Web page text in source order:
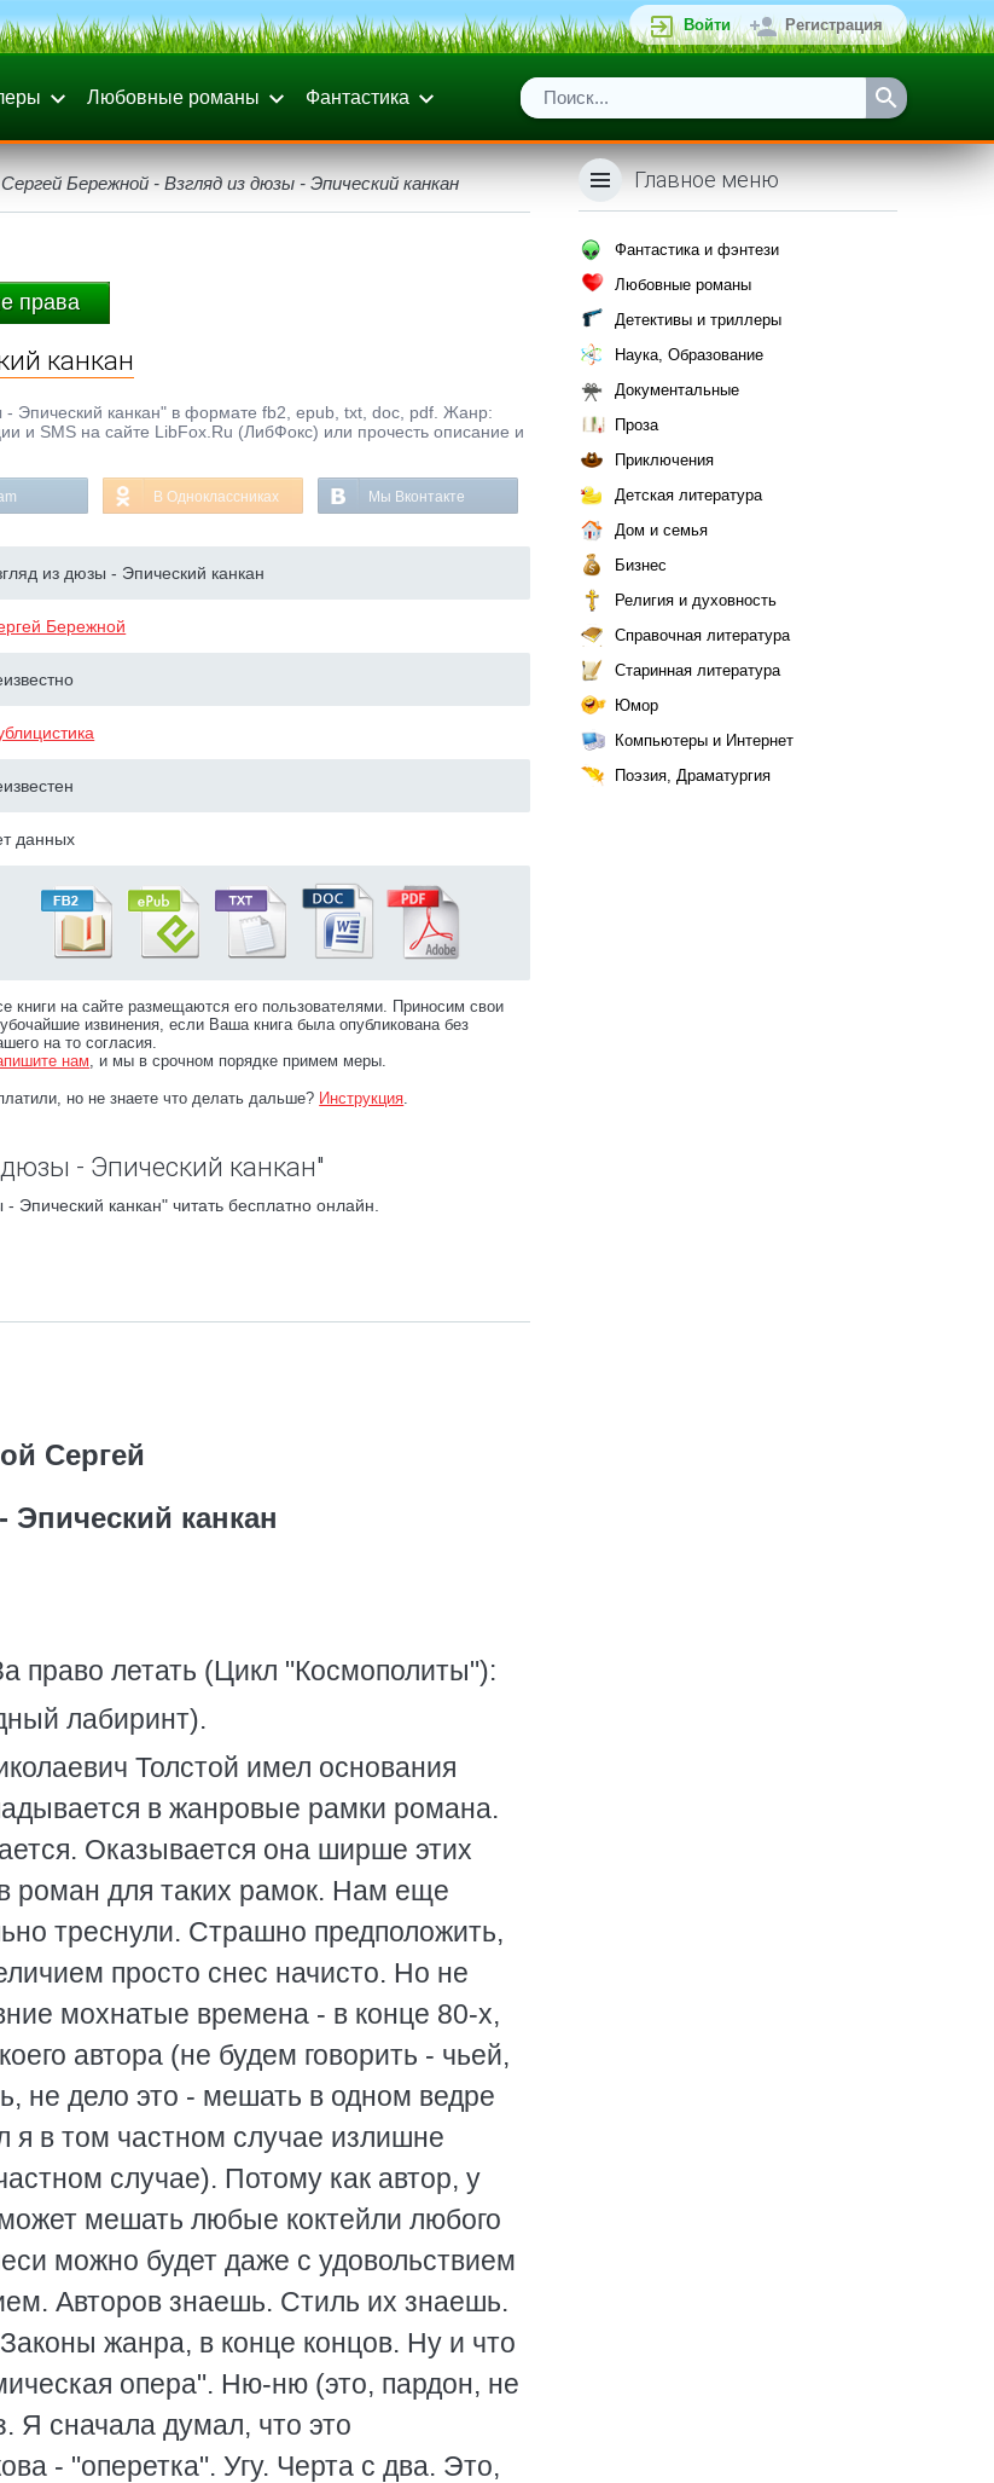
Войти Регистрация
Любовные романы Фантастика
Бережной - Взгляд из дюзы - Эпический канкан
права
канкан
Эпический канкан" в формате fb2, epub, txt, doc, pdf. Жанр:
и SMS на сайте LibFox.Ru (ЛибФокс) или прочесть описание и
В Одноклассниках Мы Вконтакте
из дюзы - Эпический канкан
Бережной
данных
книги на сайте размещаются его пользователями. Приносим свои
извинения, если Ваша книга была опубликована без
на то согласия.
нам, и мы в срочном порядке примем меры.
но не знаете что делать дальше? Инструкция.
- Эпический канкан"
канкан" читать бесплатно онлайн.
Сергей
канкан
право летать (Цикл "Космополиты"):
лабиринт).
Толстой имел основания
в жанровые рамки романа.
Оказывается она ширше этих
роман для таких рамок. Hам еще
треснули. Страшно предположить,
просто снес начисто. Hо не
мохнатые времена - в конце 80-х,
автора (не будем говорить - чьей,
не дело это - мешать в одном ведре
в том частном случае излишне
случае). Потому как автор, у
мешать любые коктейли любого
можно будет даже с удовольствием
Авторов знаешь. Стиль их знаешь.
жанра, в конце концов. Hу и что
опера". Hю-ню (это, пардон, не
Я сначала думал, что это
- "оперетка". Угу. Черта с два. Это,
Главное меню
Фантастика и фэнтези
Любовные романы
Детективы и триллеры
Наука, Образование
Документальные
Проза
Приключения
Детская литература
Дом и семья
Бизнес
Религия и духовность
Справочная литература
Старинная литература
Юмор
Компьютеры и Интернет
Поэзия, Драматургия